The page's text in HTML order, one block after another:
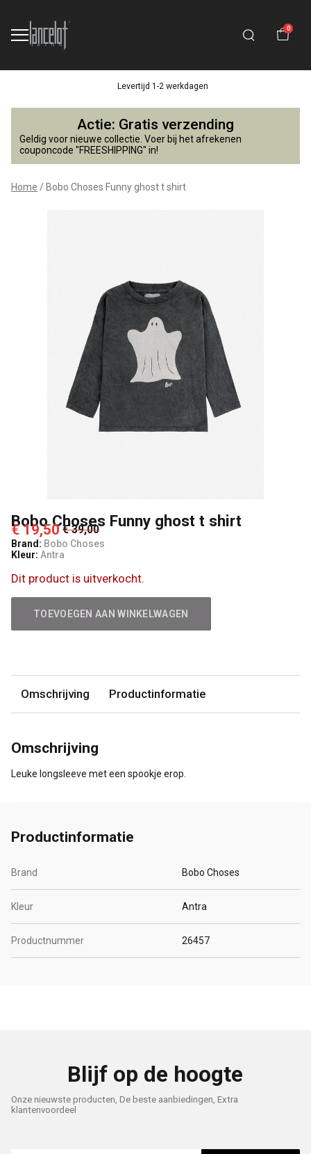
0
Levertijd 1-2 werkdagen
Bobo
Choses
Funny
ghost
Lancelot
Actie: Gratis verzending
Geldig voor nieuwe collectie. Voer bij het afrekenen
couponcode "FREESHIPPING" in!
Home Bobo Choses Funny ghost t shirt
Bobo Choses Funny ghost t shirt
€ 19,50 € 39,00
Brand: Bobo Choses
Kleur: Antra
Dit product is uitverkocht.
TOEVOEGEN AAN WINKELWAGEN
Omschrijving Productinformatie
Omschrijving
Leuke longsleeve met een spookje erop.
Productinformatie
Brand Bobo Choses
Kleur Antra
Productnummer 26457
Blijf op de hoogte
Onze nieuwste producten, De beste aanbiedingen, Extra
klantenvoordeel